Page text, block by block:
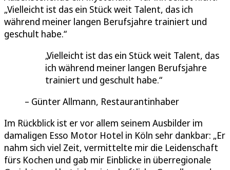
„Vielleicht ist das ein Stück weit Talent, das ich
während meiner langen Berufsjahre trainiert und
geschult habe.“
Vielleicht ist das ein Stück weit Talent, das
ich während meiner langen Berufsjahre
trainiert und geschult habe.
Günter Allmann, Restaurantinhaber
Im Rückblick ist er vor allem seinem Ausbilder im
damaligen Esso Motor Hotel in Köln sehr dankbar: „Er
nahm sich viel Zeit, vermittelte mir die Leidenschaft
fürs Kochen und gab mir Einblicke in überregionale